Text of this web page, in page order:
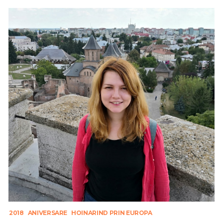
2018 ANIVERSARE HOINARIND PRIN EUROPA